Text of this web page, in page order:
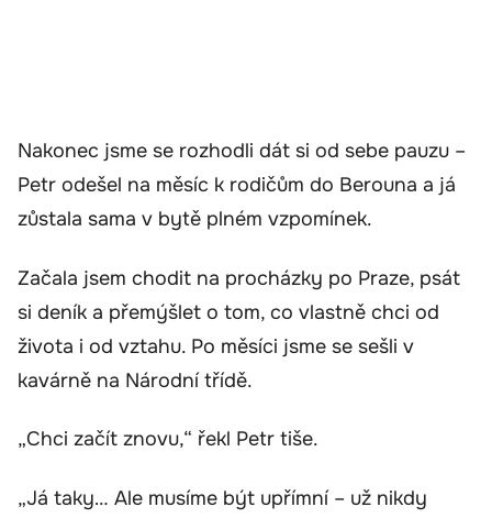
Nakonec jsme se rozhodli dát si od sebe pauzu –
Petr odešel na měsíc k rodičům do Berouna a já
zůstala sama v bytě plném vzpomínek.
Začala jsem chodit na procházky po Praze, psát
si deník a přemýšlet o tom, co vlastně chci od
života i od vztahu. Po měsíci jsme se sešli v
kavárně na Národní třídě.
„Chci začít znovu,“ řekl Petr tiše.
„Já taky… Ale musíme být upřímní – už nikdy